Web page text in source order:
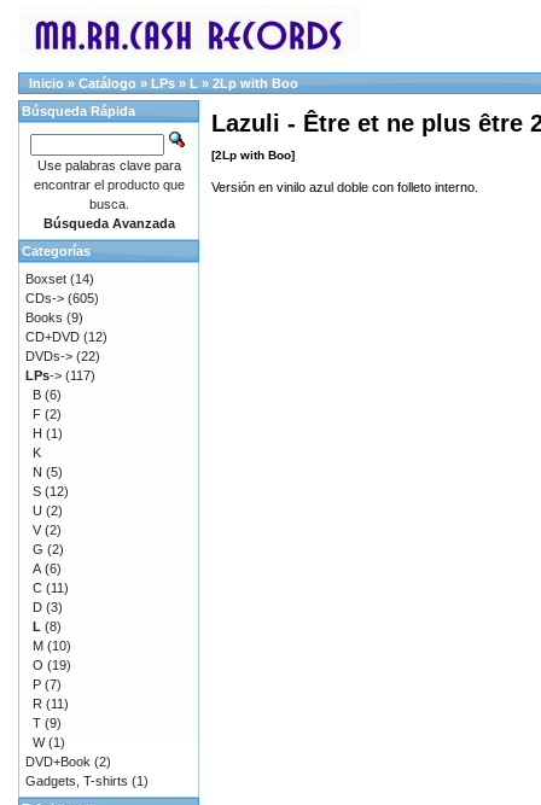
Inicio » Catálogo » LPs » L » 2Lp with Boo
Lazuli - Être et ne plus être
[2Lp with Boo]
Versión en vinilo azul doble con folleto interno.
Búsqueda Rápida
Use palabras clave para
encontrar el producto que
busca.
Búsqueda Avanzada
Categorías
Boxset (14)
CDs-> (605)
Books (9)
CD+DVD (12)
DVDs-> (22)
LPs-> (117)
B (6)
F (2)
H (1)
K
N (5)
S (12)
U (2)
V (2)
G (2)
A (6)
C (11)
D (3)
L (8)
M (10)
O (19)
P (7)
R (11)
T (9)
W(1)
DVD+Book (2)
Gadgets, T-shirts (1)